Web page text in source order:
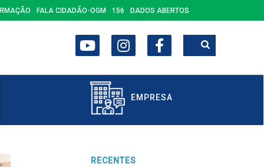
FALA CIDADÃO-OGM 156 DADOS ABERTOS
EMPRESA
RECENTES